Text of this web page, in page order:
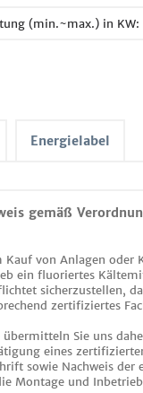
(min.~max.) in KW:
Energielabel
gemäß
Kauf von Anlagen oder
ein fluoriertes
sicherzustellen,
zertifiziertes
Sie uns
eines
sowie Nachweis der
Montage und